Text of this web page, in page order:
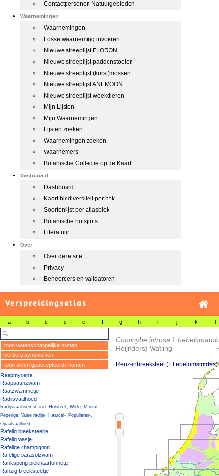
Contactpersonen Natuurgebieden
Waarnemingen
Waarnemingen
Losse waarneming invoeren
Nieuwe streeplijst FLORON
Nieuwe streeplijst paddenstoelen
Nieuwe streeplijst (korst)mossen
Nieuwe streeplijst ANEMOON
Nieuwe streeplijst weekdieren
Mijn Lijsten
Mijn Waarnemingen
Lijsten zoeken
Waarnemingen zoeken
Waarnemers
Botanische Collectie op de Kaart
Dashboard
Dashboard
Kaart biodiversiteit per hok
Soortenlijst per atlasblok
Botanische hotspots
Literatuur
Over
Over deze site
Privacy
Beheerders en validatoren
Verspreidingsatlas
a b c d e f g h i j k l
toon wetenschappelijke namen
verberg synoniemen
toon alleen geaccepteerde namen
Raapmycena
Raapsatijnzwam
Raatzwammetje
Radijsvaalhoed
Radijsvaalhoed sl, incl. Holsteel-, Witte, Moeras-,
Peperige, Valse radijs-, Haarcel-, Populieren-,
Opaalvaalhoed
Rafelig breeksteeltje
Rafelig wasje
Rafelige champignon
Rafelige parasolzwam
Ranksporig piekhaartonnetje
Ranzig breeksteeltje
Conocybe intrusa f.
Reijnders) Watling
Reuzenbreeksteel (f. hebelomatoides)